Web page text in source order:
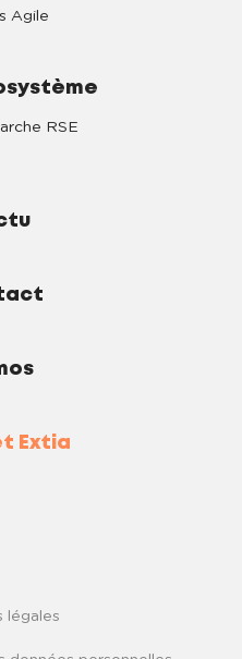
Agile
RSE
Extia
légales